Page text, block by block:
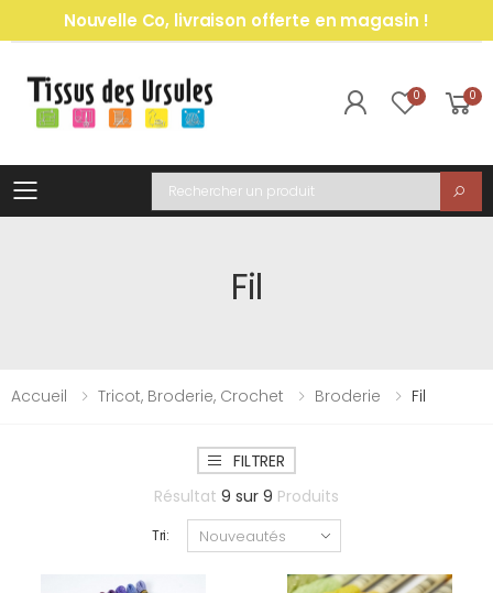
Nouvelle Co, livraison offerte en magasin !
0 0
Toggle mobile menu
Recherche
Fil
Accueil Tricot, Broderie, Crochet Broderie Fil
FILTRER
Résultat 9 sur 9 Produits
Tri: